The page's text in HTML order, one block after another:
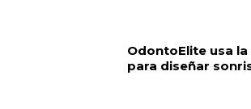
OdontoElite usa
para diseñar